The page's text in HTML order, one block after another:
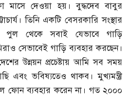
মাসে দেওয়া হয়। বুদ্ধদেব বাবুর
তিনি একটি বেসরকারি সংস্থার
পুল থেকে সবাই যেভাবে গাড়ি
সেভাবেই গাড়ি ব্যবহার করছেন।
উন্নয়ন প্রচেষ্টায় আমি সব সময়
এবং ভবিষ্যতেও থাকব। মুখ্যমন্ত্রী
ফোন ব্যবহার করেন না। গত ২০০০